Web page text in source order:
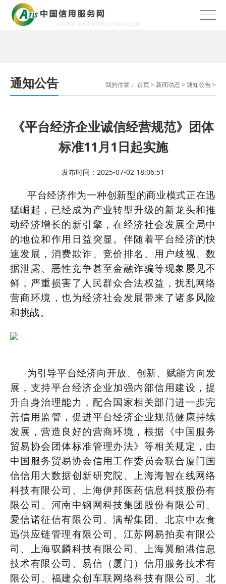
通知公告 我的位置： 首页> 新闻动态> 通知公告>
《平台经济企业诚信经营规范》团体
标准11月1日起实施
发布时间：2025-07-02 18:06:51
平台经济作为一种创新型的商业模式正在迅
猛崛起，已经成为产业转型升级的新龙头和推
动经济增长的新引擎，在经济社会发展全局中
的地位和作用日益突显。伴随着平台经济的快
速发展，消费欺诈、竞价排名、用户歧视、数
据泄露、恶性竞争甚至金融诈骗等现象屡见不
鲜，严重损害了人民群众合法权益，扰乱网络
营商环境，也为经济社会发展带来了诸多风险
和挑战。
为引导平台经济向开放、创新、赋能方向发
展，支持平台经济企业加强内部信用建设，提
升自身治理能力，配合国家相关部门进一步完
善信用监管，促进平台经济企业规范健康持续
发展，营造良好的营商环境，根据《中国服务
贸易协会团体标准管理办法》等相关规定，由
中国服务贸易协会信用工作委员会联合厦门国
信信用大数据创新研究院、上海海智在线网络
科技有限公司、上海伊邦医药信息科技股份有
限公司、河南中钢网科技集团股份有限公司、
爱信诺征信有限公司、满帮集团、北京中农食
迅供应链管理有限公司、江苏网易拍卖有限公
司、上海驭麟科技有限公司、上海翼舶港信息
技术有限公司、易信（厦门）信用服务技术有
限公司、福建众创车联网络科技有限公司、北